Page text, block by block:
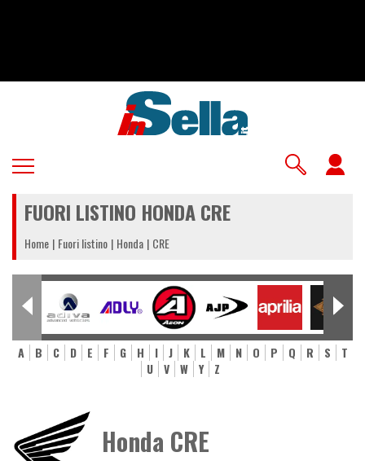
FUORI LISTINO HONDA CRE
Home Fuori listino Honda CRE
A B C D E F G H I J K L M N O P Q R S
T
U
V W Y Z
Honda CRE